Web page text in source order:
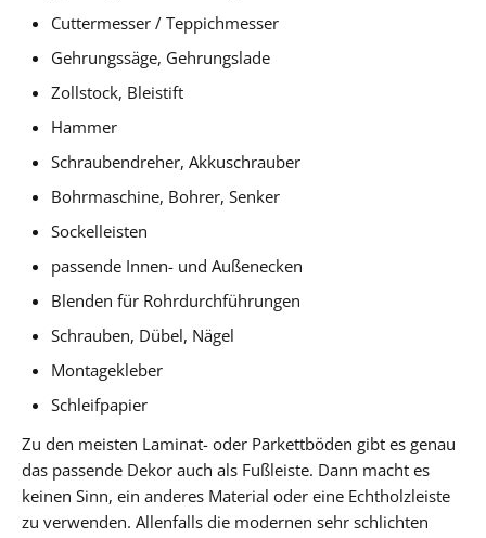
Cuttermesser / Teppichmesser
Gehrungssäge, Gehrungslade
Zollstock, Bleistift
Hammer
Schraubendreher, Akkuschrauber
Bohrmaschine, Bohrer, Senker
Sockelleisten
passende Innen- und Außenecken
Blenden für Rohrdurchführungen
Schrauben, Dübel, Nägel
Montagekleber
Schleifpapier
Zu den meisten Laminat- oder Parkettböden gibt es genau
das passende Dekor auch als Fußleiste. Dann macht es
keinen Sinn, ein anderes Material oder eine Echtholzleiste
zu verwenden. Allenfalls die modernen sehr schlichten